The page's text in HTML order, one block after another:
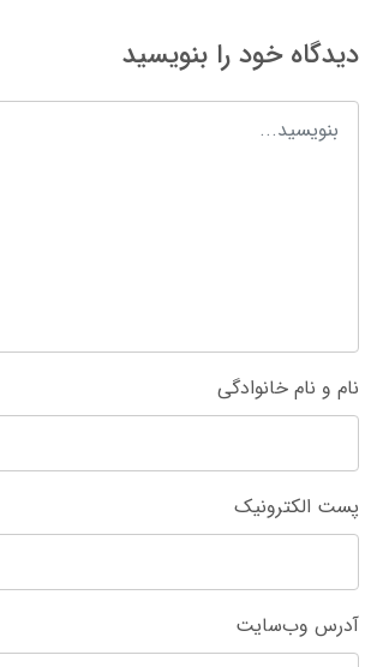
دیدگاه خود را بنویسید
نام و نام خانوادگی
پست الکترونیک
آدرس وب‌سایت